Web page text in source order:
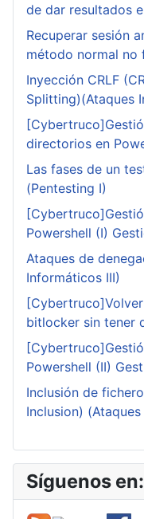
de dar resultados
Recuperar sesión
método normal no
Inyección CRLF
Splitting)(Ataques
directorios en
Las fases de un
(Pentesting I)
Powershell (I)
Ataques de
Informáticos III)
bitlocker sin tener
Powershell (II)
Inclusión de
Inclusion)
Síguenos en: